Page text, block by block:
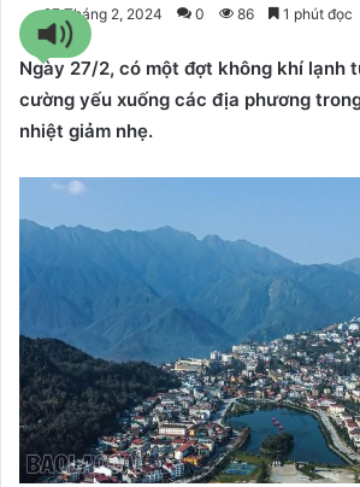
27 Tháng 2, 2024 0 86 1 phút đọc
Ngày 27/2, có một đợt không khí lạnh
cường yếu xuống các địa phương
nhiệt giảm nhẹ.